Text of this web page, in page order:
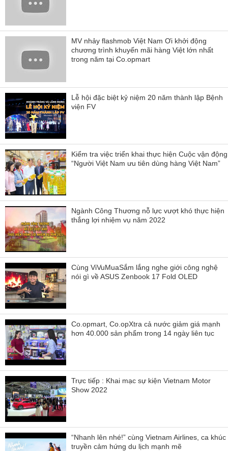
MV nhảy flashmob Việt Nam Ơi khởi động
chương trình khuyến mãi hàng Việt lớn nhất
trong năm tại Co.opmart
Lễ hội đặc biệt kỷ niệm 20 năm thành lập Bệnh
viện FV
Kiểm tra việc triển khai thực hiện Cuộc vận động
“Người Việt Nam ưu tiên dùng hàng Việt Nam”
Ngành Công Thương nỗ lực vượt khó thực hiện
thắng lợi nhiệm vụ năm 2022
Cùng ViVuMuaSắm lắng nghe giới công nghệ
nói gì về ASUS Zenbook 17 Fold OLED
Co.opmart, Co.opXtra cả nước giảm giá mạnh
hơn 40.000 sản phẩm trong 14 ngày liên tục
Trực tiếp : Khai mạc sự kiện Vietnam Motor
Show 2022
“Nhanh lên nhé!” cùng Vietnam Airlines, ca khúc
truyền cảm hứng du lịch mạnh mẽ